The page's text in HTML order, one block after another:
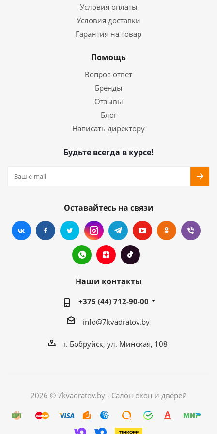
Условия оплаты
Условия доставки
Гарантия на товар
Помощь
Вопрос-ответ
Бренды
Отзывы
Блог
Написать директору
Будьте всегда в курсе!
Оставайтесь на связи
Наши контакты
+375 (44) 712-90-00
info@7kvadratov.by
г. Бобруйск, ул. Минская, 108
2026 © 7kvadratov.by - Салон окон и дверей